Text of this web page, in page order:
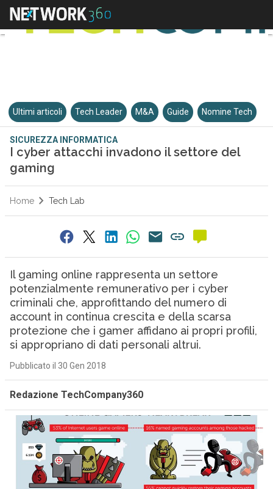
Ultimi articoli Tech Leader M&A Guide Nomine Tech
SICUREZZA INFORMATICA
I cyber attacchi invadono il settore del
gaming
Home Tech Lab
Il gaming online rappresenta un settore
potenzialmente remunerativo per i cyber
criminali che, approfittando del numero di
account in continua crescita e della scarsa
protezione che i gamer affidano ai propri profili,
si appropriano di dati personali altrui.
Pubblicato il 30 Gen 2018
Redazione TechCompany360